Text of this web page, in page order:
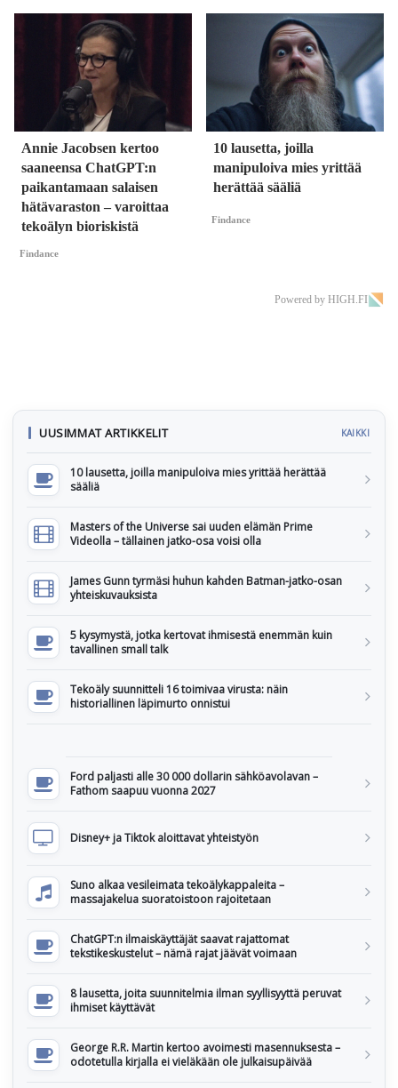
Annie Jacobsen kertoo
saaneensa ChatGPT:n
paikantamaan salaisen
hätävaraston – varoittaa
tekoälyn bioriskistä
Findance
10 lausetta, joilla
manipuloiva mies yrittää
herättää sääliä
Findance
Powered by HIGH.FI
UUSIMMAT ARTIKKELIT KAIKKI
10 lausetta, joilla manipuloiva mies yrittää herättää
sääliä
Masters of the Universe sai uuden elämän Prime
Videolla – tällainen jatko-osa voisi olla
James Gunn tyrmäsi huhun kahden Batman-jatko-osan
yhteiskuvauksista
5 kysymystä, jotka kertovat ihmisestä enemmän kuin
tavallinen small talk
Tekoäly suunnitteli 16 toimivaa virusta: näin
historiallinen läpimurto onnistui
Ford paljasti alle 30 000 dollarin sähköavolavan –
Fathom saapuu vuonna 2027
Disney+ ja Tiktok aloittavat yhteistyön
Suno alkaa vesileimata tekoälykappaleita –
massajakelua suoratoistoon rajoitetaan
ChatGPT:n ilmaiskäyttäjät saavat rajattomat
tekstikeskustelut – nämä rajat jäävät voimaan
8 lausetta, joita suunnitelmia ilman syyllisyyttä peruvat
ihmiset käyttävät
George R.R. Martin kertoo avoimesti masennuksesta –
odotetulla kirjalla ei vieläkään ole julkaisupäivää